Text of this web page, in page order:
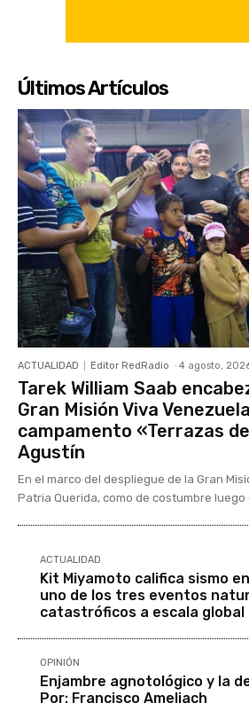
Últimos Artículos
ACTUALIDAD Editor RedRadio - 4 agosto,
Tarek William Saab
Gran Misión Viva
campamento «Terrazas
Agustín
En el marco del despliegue de la Gran
Patria Querida, como de costumbre luego
ACTUALIDAD
Kit Miyamoto califica sismo
uno de los tres eventos
catastróficos a escala global
OPINIÓN
Enjambre agnotológico y la
Por: Francisco Ameliach